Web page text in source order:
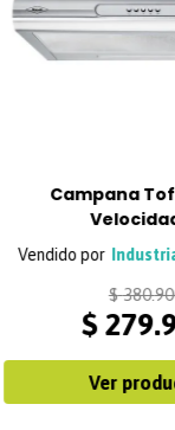
Campana
$ 380.
$ 279.
Ver